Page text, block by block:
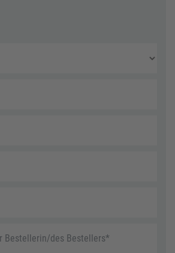
Bestellerin/des Bestellers*